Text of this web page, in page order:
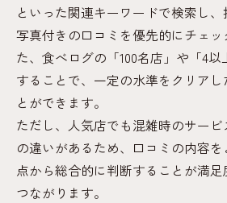
口コミ体験談から見る愛
味
地元グルメとレストラン
術
飲食店ランキングが示す選び
愛知県飲食店ランキング
レストランランキング上
ント
といった関連キーワードで検索し
写真付きの口コミを優先的にチェッ
た、食べログの「100名店」や「4
することで、一定の水準をクリア
とができます。
ただし、人気店でも混雑時のサー
の違いがあるため、口コミの内容
点から総合的に判断することが満
つながります。